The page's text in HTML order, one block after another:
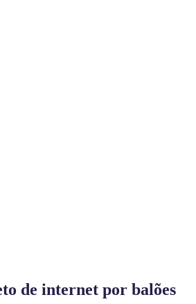
de internet por balões